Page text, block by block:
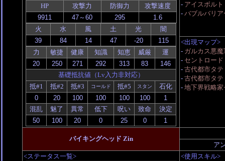
HP
攻撃力 防御力 攻撃速度
火 水 風 土 光 闇
力 敏捷 健康 知識 知恵 威厳 運
基礎抵抗値（Lv入力非対応）
抵#1
抵#2 抵#3 コールド 抵#5 スタン 石化
混乱 魅了 異常 低下 呪い 致命 決定
- アイスボルト
- バブルバリア
<出現マップ>
- ガルカス悪
- セントロー
- 古代都市タ
- 古代都市タ
- 地下界戦略
バイキングヘッド Zin
ア
<ステータス一覧>
<使用スキル>